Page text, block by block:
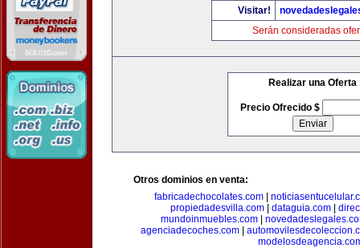
Visitar!
Serán consideradas
Realizar una Oferta
Precio Ofrecido $
Otros dominios en venta:
fabricadechocolates.com|
propiedadesvilla.com| dataguia.com|
mundoinmuebles.com
agenciadecoches.com